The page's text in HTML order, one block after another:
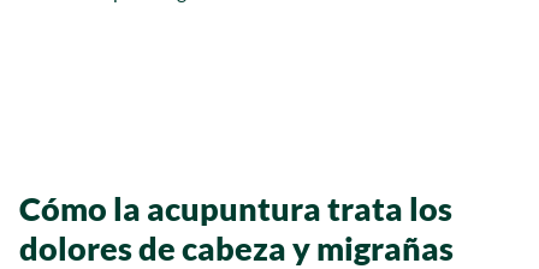
Cómo la acupuntura trata los
dolores de cabeza y migrañas